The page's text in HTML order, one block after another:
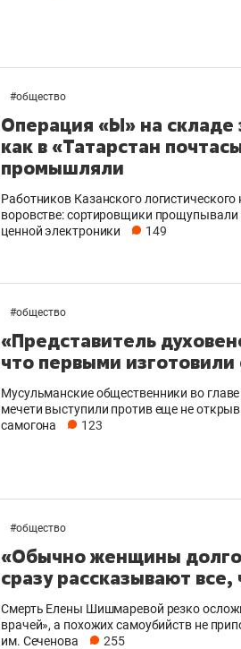
#общество
Операция «Ы» на складе
как в «Татарстан
промышляли
Работников Казанского
воровстве: сортировщики
ценной электроники
149
#общество
«Представитель
что первыми
Мусульманские общественники во
мечети выступили против еще не
самогона
123
#общество
«Обычно женщины
сразу рассказывают
Смерть Елены Шишмаревой резко
врачей», а похожих самоубийств не
им. Сеченова
255